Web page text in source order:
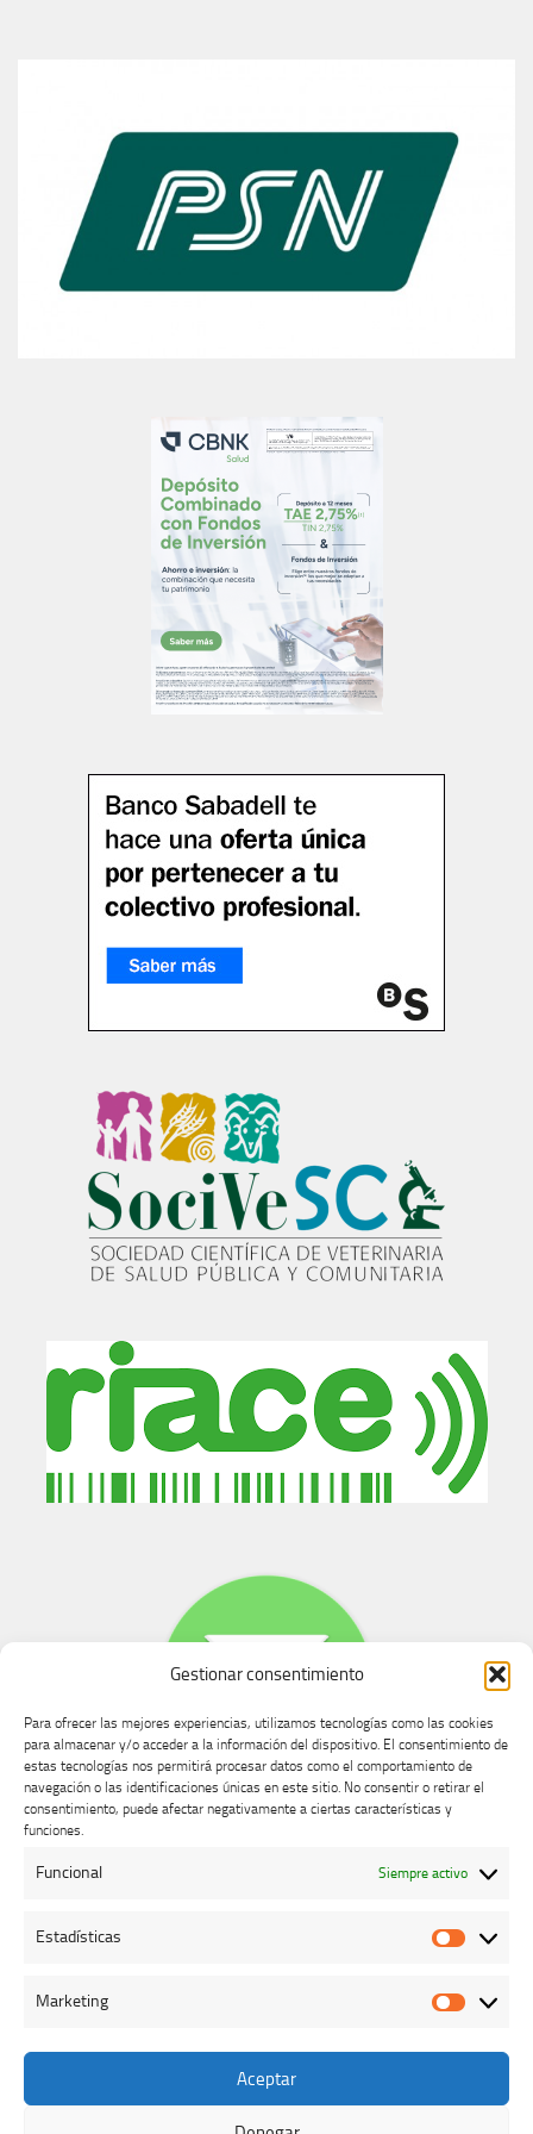
Gestionar consentimiento
Para ofrecer las mejores experiencias, utilizamos tecnologías como las cookies
para almacenar y/o acceder a la información del dispositivo. El consentimiento de
estas tecnologías nos permitirá procesar datos como el comportamiento de
navegación o las identificaciones únicas en este sitio. No consentir o retirar el
consentimiento, puede afectar negativamente a ciertas características y
funciones.
Funcional Siempre activo
Estadísticas
Marketing
Aceptar
Buzón de dudas, quejas y sugerencias
Colegio Oficial de Veterinarios de Cáceres © 2026. Todos los